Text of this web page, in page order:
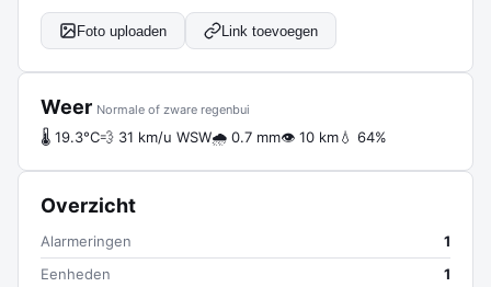
Foto uploaden Link toevoegen
Weer Normale of zware regenbui
🌡 19.3°C💨 31 km/u WSW🌧 0.7 mm👁 10 km💧 64%
Overzicht
Alarmeringen
1
Eenheden
1